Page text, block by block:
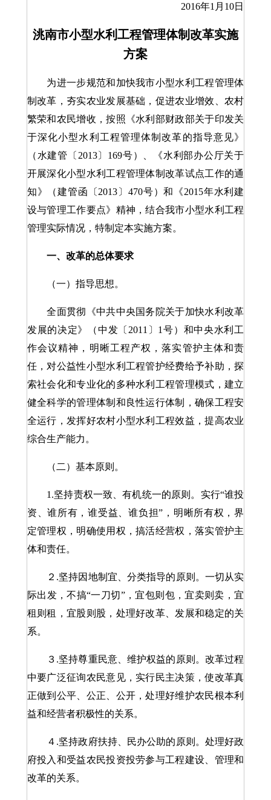
2016年1月10日
洮南市小型水利工程管理体制改革实施
方案
为进一步规范和加快我市小型水利工程管理体
制改革，夯实农业发展基础，促进农业增效、农村
繁荣和农民增收，按照《水利部财政部关于印发关
于深化小型水利工程管理体制改革的指导意见》
（水建管〔2013〕169号）、《水利部办公厅关于
开展深化小型水利工程管理体制改革试点工作的通
知》（建管函〔2013〕470号）和《2015年水利建
设与管理工作要点》精神，结合我市小型水利工程
管理实际情况，特制定本实施方案。
一、改革的总体要求
（一）指导思想。
全面贯彻《中共中央国务院关于加快水利改革
发展的决定》（中发〔2011〕1号）和中央水利工
作会议精神，明晰工程产权，落实管护主体和责
任，对公益性小型水利工程管护经费给予补助，探
索社会化和专业化的多种水利工程管理模式，建立
健全科学的管理体制和良性运行体制，确保工程安
全运行，发挥好农村小型水利工程效益，提高农业
综合生产能力。
（二）基本原则。
1.坚持责权一致、有机统一的原则。实行“谁投
资、谁所有，谁受益、谁负担”，明晰所有权，界
定管理权，明确使用权，搞活经营权，落实管护主
体和责任。
２.坚持因地制宜、分类指导的原则。一切从实
际出发，不搞“一刀切”，宜包则包，宜卖则卖，宜
租则租，宜股则股，处理好改革、发展和稳定的关
系。
３.坚持尊重民意、维护权益的原则。改革过程
中要广泛征询农民意见，实行民主决策，使改革真
正做到公平、公正、公开，处理好维护农民根本利
益和经营者积极性的关系。
４.坚持政府扶持、民办公助的原则。处理好政
府投入和受益农民投资投劳参与工程建设、管理和
改革的关系。